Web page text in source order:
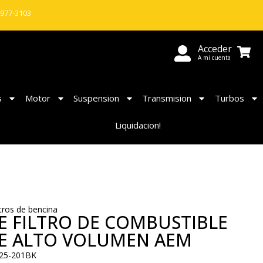
3103
Acceder
A mi cuenta
Motor Suspension Transmision Turbos
Liquidacion!
de bencina
FILTRO DE COMBUSTIBLE
ALTO VOLUMEN AEM
201BK